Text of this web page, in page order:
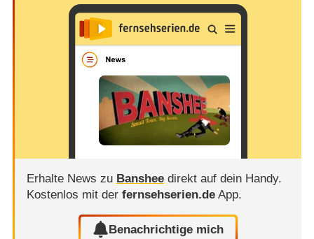
Erhalte News zu Bansheedirekt auf dein Handy.
Kostenlos mit der fernsehserien.deApp.
Benachrichtige mich